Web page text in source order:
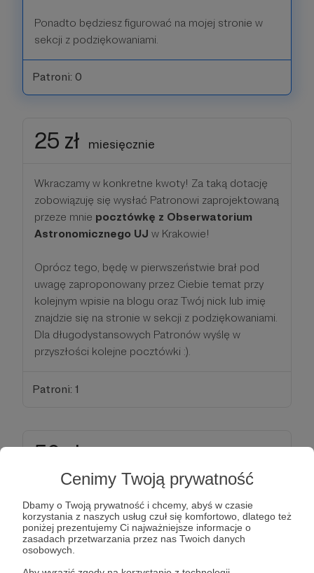
Cenimy Twoją prywatność
Dbamy o Twoją prywatność i chcemy, abyś w czasie
korzystania z naszych usług czuł się komfortowo, dlatego też
poniżej prezentujemy Ci najważniejsze informacje o
zasadach przetwarzania przez nas Twoich danych
osobowych.
Ponadto będziesz figurować na mojej stronie w
sekcji z podziękowaniami.
Patroni: 0
25 zł miesięcznie
Wkraczamy w konkretne kwoty! Za taką dotację
zobowiązuję się wysłać Patronowi zaprojektowaną
przeze mnie pocztówkę z Obserwatorium
Astronomicznego UJ w Krakowie!
Oprócz tego, będę w pierwszeństwie brał pod
uwagę zaproponowany przez Ciebie temat przy
kolejnym wpisie na blogu oraz Twój nick lub imię
znajdzie się na stronie w sekcji z podziękowaniami.
Dla długodystansowych Patronów wyślę w
przyszłości kolejne pocztówki :).
Patroni: 1
50 zł
mało. Skoro jak bardzo podoba Ci się moja praca,
to w ramach wdzięczności wyślę Cipocztówkę z
KAŻDEJpodróży na konferencję naukową